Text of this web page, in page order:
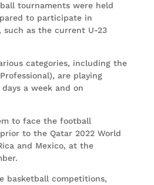
tournaments were held
to participate in
such as the current U-23
categories, including the
are playing
a week and on
to face the football
to the Qatar 2022 World
and Mexico, at the
basketball competitions,